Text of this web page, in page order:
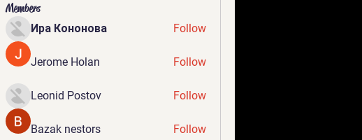
Members
Ира Кононова Follow
Jerome Holan Follow
Leonid Postov Follow
Bazak nestors Follow